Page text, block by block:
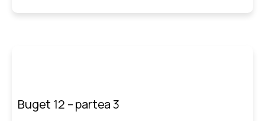
Buget 12 – partea 3